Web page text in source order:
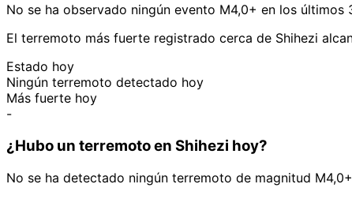
No se ha observado ningún evento M4,0+ en los últimos
El terremoto más fuerte registrado cerca de Shihezi
Estado hoy
Ningún terremoto detectado hoy
Más fuerte hoy
-
¿Hubo un terremoto en Shihezi hoy?
No se ha detectado ningún terremoto de magnitud